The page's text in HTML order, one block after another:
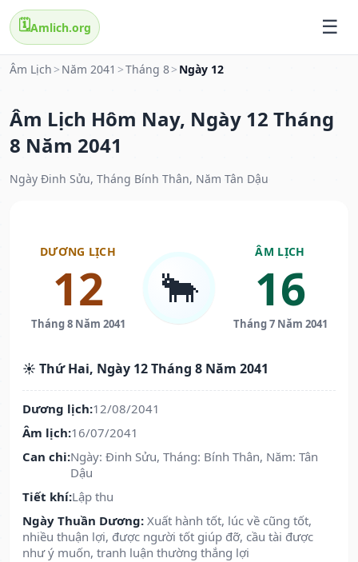
🗓️Amlich.org
Âm Lịch > Năm 2041 >Tháng 8> Ngày 12
Âm Lịch Hôm Nay, Ngày 12 Tháng
8 Năm 2041
Ngày Đinh Sửu, Tháng Bính Thân, Năm Tân Dậu
DƯƠNG LỊCH
12
Tháng 8 Năm 2041
🐂
ÂM LỊCH
16
Tháng 7 Năm 2041
☀️ Thứ Hai, Ngày 12 Tháng 8 Năm 2041
Dương lịch:12/08/2041
Âm lịch:16/07/2041
Can chi:Ngày: Đinh Sửu, Tháng: Bính Thân, Năm: Tân
Dậu
Tiết khí:Lập thu
Ngày Thuần Dương: Xuất hành tốt, lúc về cũng tốt,
nhiều thuận lợi, được người tốt giúp đỡ, cầu tài được
như ý muốn, tranh luận thường thắng lợi